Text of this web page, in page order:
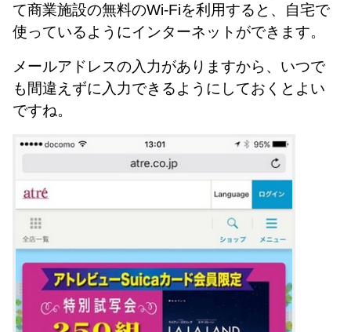
て商業施設の無料のWi-Fiを利用すると、自宅で
使っているようにインターネットができます。
メールアドレスの入力がありますから、いつで
も間違えずに入力できるようにしておくとよい
ですね。